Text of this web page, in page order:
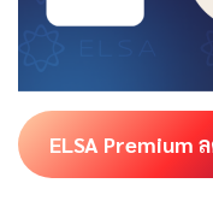
ELSA Premium